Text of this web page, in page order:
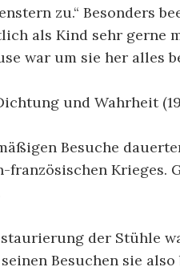
zu.“ Besonders
als Kind sehr gerne
war um sie her alles
und Wahrheit
Besuche
französischen Krieges.
der Stühle
Besuchen sie